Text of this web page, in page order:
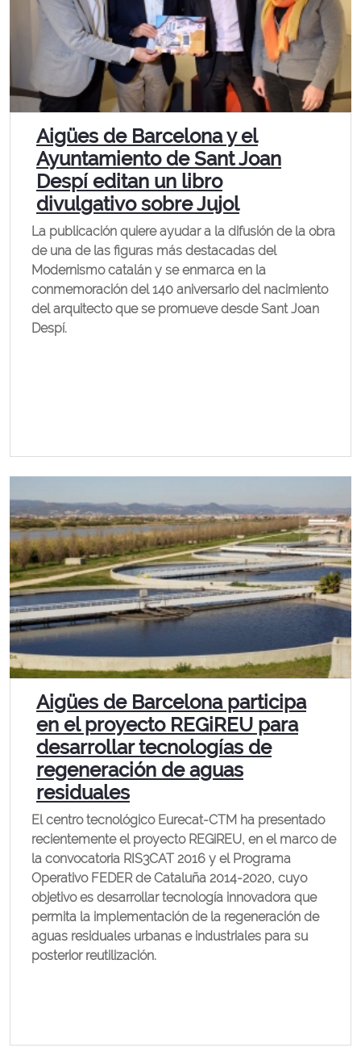
Aigües de Barcelona y el
Ayuntamiento de Sant Joan
Despí editan un libro
divulgativo sobre Jujol
La publicación quiere ayudar a la difusión de la obra
de una de las figuras más destacadas del
Modernismo catalán y se enmarca en la
conmemoración del 140 aniversario del nacimiento
del arquitecto que se promueve desde Sant Joan
Despí.
Aigües de Barcelona participa
en el proyecto REGiREU para
desarrollar tecnologías de
regeneración de aguas
residuales
El centro tecnológico Eurecat-CTM ha presentado
recientemente el proyecto REGiREU, en el marco de
la convocatoria RIS3CAT 2016 y el Programa
Operativo FEDER de Cataluña 2014-2020, cuyo
objetivo es desarrollar tecnología innovadora que
permita la implementación de la regeneración de
aguas residuales urbanas e industriales para su
posterior reutilización.